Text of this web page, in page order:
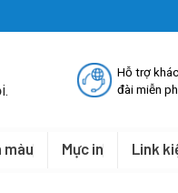
Hỗ trợ
đài miễn
màu Mực in Link